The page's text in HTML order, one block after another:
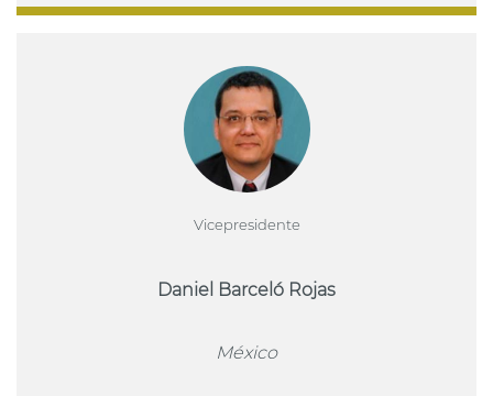
Vicepresidente
Daniel Barceló Rojas
México